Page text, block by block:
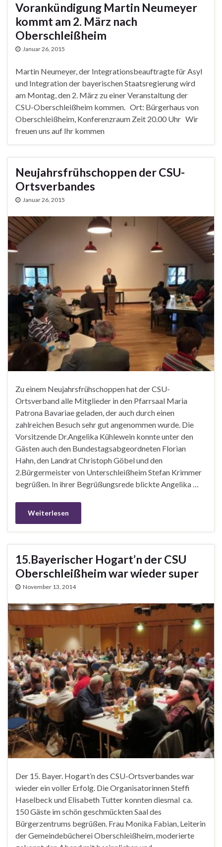
Vorankündigung Martin Neumeyer
kommt am 2. März nach
Oberschleißheim
Januar 26, 2015
Martin Neumeyer, der Integrationsbeauftragte für Asyl
und Integration der bayerischen Staatsregierung wird
am Montag, den 2. März zu einer Veranstaltung der
CSU-Oberschleißheim kommen. Ort: Bürgerhaus von
Oberschleißheim, Konferenzraum Zeit 20.00 Uhr Wir
freuen uns auf Ihr kommen
Neujahrsfrühschoppen der CSU-
Ortsverbandes
Januar 26, 2015
Zu einem Neujahrsfrühschoppen hat der CSU-
Ortsverband alle Mitglieder in den Pfarrsaal Maria
Patrona Bavariae geladen, der auch durch einen
zahlreichen Besuch sehr gut angenommen wurde. Die
Vorsitzende Dr.Angelika Kühlewein konnte unter den
Gästen auch den Bundestagsabgeordneten Florian
Hahn, den Landrat Christoph Göbel und den
2.Bürgermeister von Unterschleißheim Stefan Krimmer
begrüßen. In ihrer Begrüßungsrede blickte Angelika …
Weiterlesen
15.Bayerischer Hogart’n der CSU
Oberschleißheim war wieder super
November 13, 2014
Der 15. Bayer. Hogart’n des CSU-Ortsverbandes war
wieder ein voller Erfolg. Die Organisatorinnen Steffi
Haselbeck und Elisabeth Tutter konnten diesmal ca.
150 Gäste im schön geschmückten Saal des
Bürgerzentrums begrüßen. Frau Monika Fabian, Leiterin
der Gemeindebücherei Oberschleißheim, moderierte